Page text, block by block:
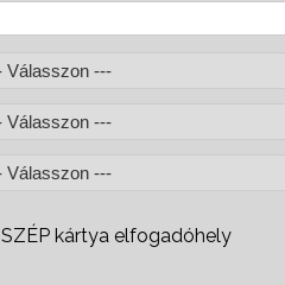
SZÉP kártya elfogadóhely